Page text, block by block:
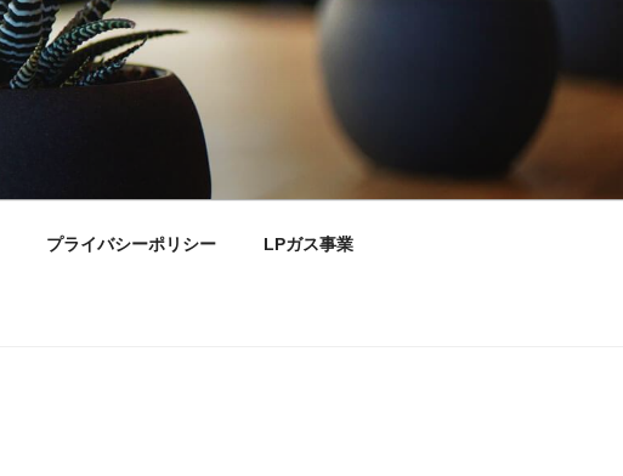
プライバシーポリシー LPガス事業